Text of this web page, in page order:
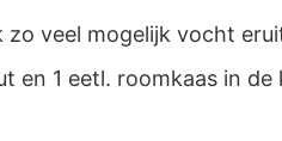
zo veel mogelijk vocht
en 1 eetl. roomkaas in